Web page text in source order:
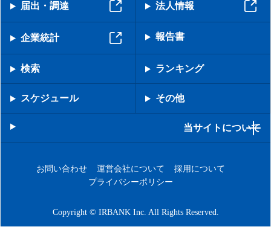
届出・調達 法人情報
企業統計 報告書
検索 ランキング
スケジュール その他
当サイトについて
お問い合わせ 運営会社について
採用について
プライバシーポリシー
Copyright © IRBANK Inc. All Rights Reserved.